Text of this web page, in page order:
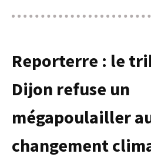
Reporterre : le
Dijon refuse un
mégapoulailler
changement